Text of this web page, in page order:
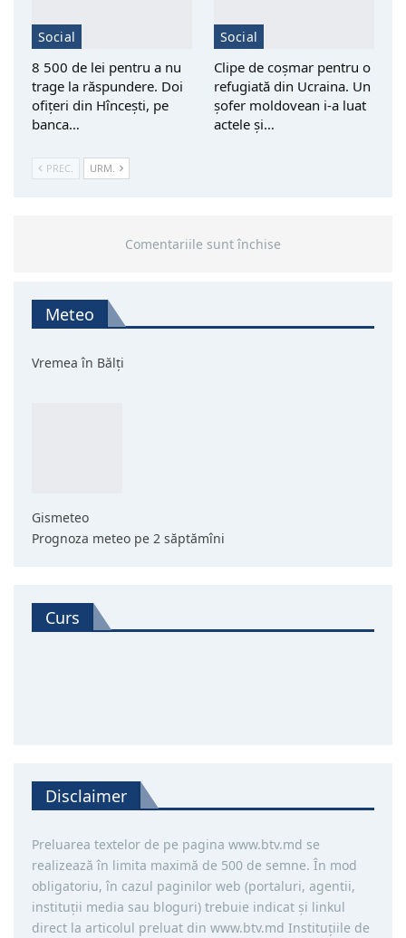
Social
8 500 de lei pentru a nu
trage la răspundere. Doi
ofițeri din Hîncești, pe
banca…
Social
Clipe de coșmar pentru o
refugiată din Ucraina. Un
șofer moldovean i-a luat
actele și…
PREC. URM.
Comentariile sunt închise
Meteo
Vremea în Bălți
Gismeteo
Prognoza meteo pe 2 săptămîni
Curs
Disclaimer
Preluarea textelor de pe pagina www.btv.md se
realizează în limita maximă de 500 de semne. În mod
obligatoriu, în cazul paginilor web (portaluri, agentii,
instituţii media sau bloguri) trebuie indicat şi linkul
direct la articolul preluat din www.btv.md Instituţiile de